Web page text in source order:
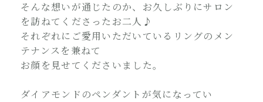
そんな想いが通じたのか、お久しぶりにサロン
を訪ねてくださったお二人♪
それぞれにご愛用いただいているリングのメン
テナンスを兼ねて
お顔を見せてくださいました。
ダイアモンドのペンダントが気になってい